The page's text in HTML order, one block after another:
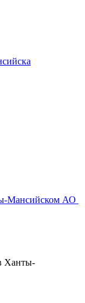
Мансийском АО
Ханты-